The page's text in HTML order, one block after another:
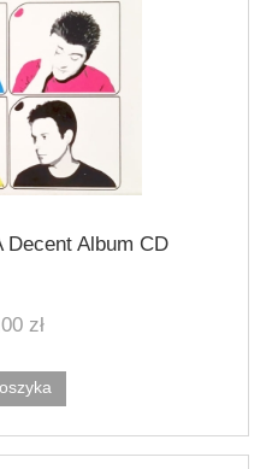
Decent Album CD
zł